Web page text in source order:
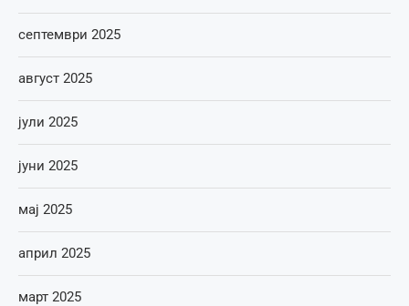
септември 2025
август 2025
јули 2025
јуни 2025
мај 2025
април 2025
март 2025